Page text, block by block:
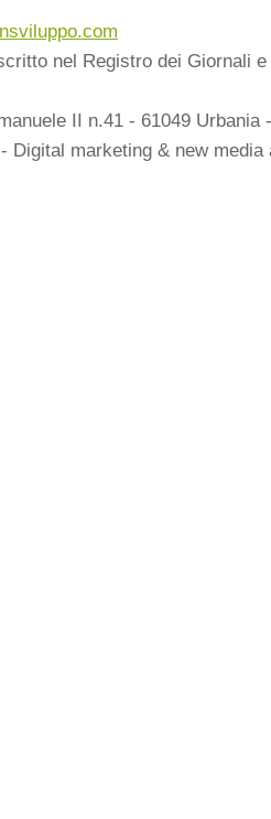
nel Registro dei Giornali
II n.41 - 61049 Urbania
Digital marketing & new media